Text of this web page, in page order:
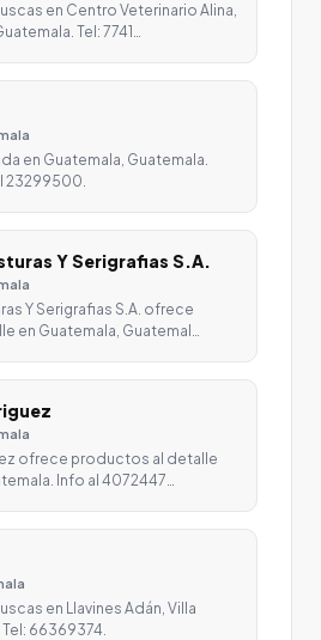
en Centro Veterinario Alina,
Tel: 7741…
en Guatemala, Guatemala.
23299500.
Y Serigrafias S.A.
Y Serigrafias S.A. ofrece
en Guatemala, Guatemal…
ofrece productos al detalle
Info al 4072447…
en Llavines Adán, Villa
66369374.